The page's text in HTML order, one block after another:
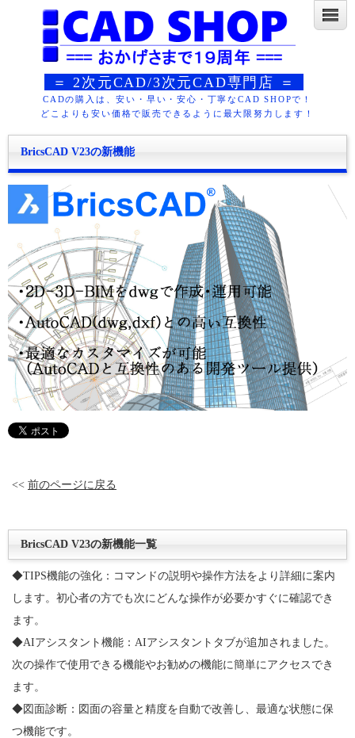
＝ 2次元CAD/3次元CAD専門店 ＝
CADの購入は、安い・早い・安心・丁寧なCAD SHOPで！
どこよりも安い価格で販売できるように最大限努力します！
BricsCAD V23の新機能
<< 前のページに戻る
BricsCAD V23の新機能一覧
◆TIPS機能の強化：コマンドの説明や操作方法をより詳細に案内
します。初心者の方でも次にどんな操作が必要かすぐに確認でき
ます。
◆AIアシスタント機能：AIアシスタントタブが追加されました。
次の操作で使用できる機能やお勧めの機能に簡単にアクセスでき
ます。
◆図面診断：図面の容量と精度を自動で改善し、最適な状態に保
つ機能です。